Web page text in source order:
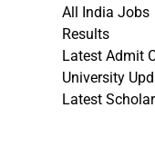
All India Jobs
Results
Latest Admit
University
Latest